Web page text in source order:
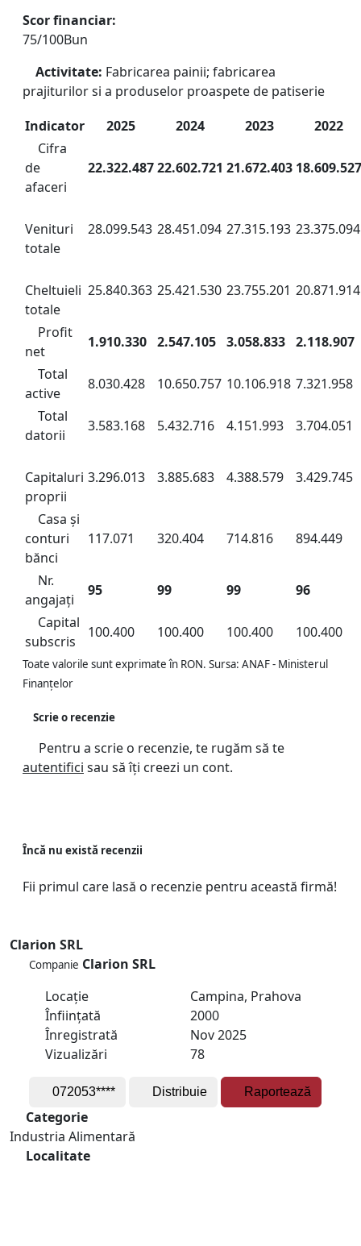
Scor financiar:
75/100Bun
Activitate: Fabricarea painii; fabricarea
prajiturilor si a produselor proaspete de patiserie
Indicator
2025 2024 2023
2022
Cifra
de
afaceri
22.322.48722.602.721 21.672.403 18.609.527
Venituri
totale
28.099.543 28.451.094 27.315.193 23.375.094
Cheltuieli
totale
25.840.363 25.421.530 23.755.201 20.871.914
Profit
net
1.910.330 2.547.105 3.058.833 2.118.907
Total
active
8.030.428 10.650.757 10.106.918 7.321.958
Total
datorii
3.583.168 5.432.716 4.151.993 3.704.051
Capitaluri
proprii
3.296.013 3.885.683 4.388.579 3.429.745
Casa și
conturi
bănci
117.071 320.404 714.816 894.449
Nr.
angajați
95 99 99
96
Capital
subscris
100.400 100.400 100.400 100.400
Toate valorile sunt exprimate în RON. Sursa: ANAF - Ministerul
Finanțelor
Scrie o recenzie
Pentru a scrie o recenzie, te rugăm să te
autentifici sau să îți creezi un cont.
Încă nu există recenzii
Fii primul care lasă o recenzie pentru această firmă!
Clarion SRL
Companie Clarion SRL
Locație
Campina, Prahova
Înființată
2000
Înregistrată
Nov 2025
Vizualizări
78
072053**** Distribuie Raportează
Categorie
Industria Alimentară
Localitate